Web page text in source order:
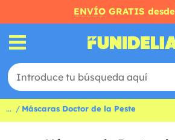
ENVÍO GRATIS desde
... Máscaras Doctor de la Peste